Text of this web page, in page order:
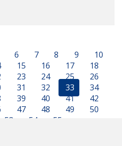
6 7 8 9
10
15 16 17
18
23 24 25
26
31 32 33
34
39 40 41
42
47 48 49
50
53 54 55